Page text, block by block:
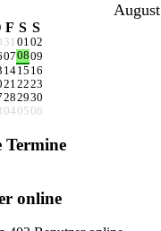
August
F S S
31 0102
070809
1415 16
212223
282930
04 05 06
Termine
online